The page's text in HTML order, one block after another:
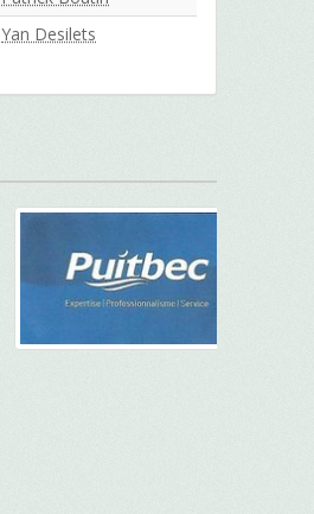
Yan Desilets